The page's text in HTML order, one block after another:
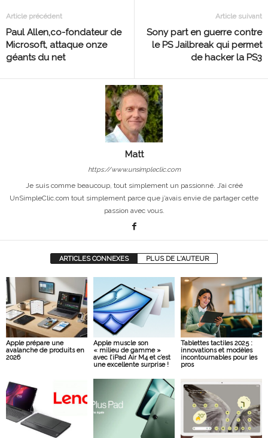
Article précédent
Paul Allen,co-fondateur de
Microsoft, attaque onze
géants du net
Article suivant
Sony part en guerre contre
le PS Jailbreak qui permet
de hacker la PS3
Matt
https://www.unsimpleclic.com
Je suis comme beaucoup, tout simplement un passionné. J’ai créé
UnSimpleClic.com tout simplement parce que j’avais envie de partager cette
passion avec vous.
ARTICLES CONNEXES PLUS DE L'AUTEUR
Apple prépare une
avalanche de produits en
2026
Apple muscle son
« milieu de gamme »
avec l’iPad Air M4 et c’est
une excellente surprise !
Tablettes tactiles 2025 :
innovations et modèles
incontournables pour les
pros